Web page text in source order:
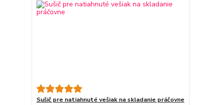
Sušič pre natiahnuté vešiak na skladanie práčovne